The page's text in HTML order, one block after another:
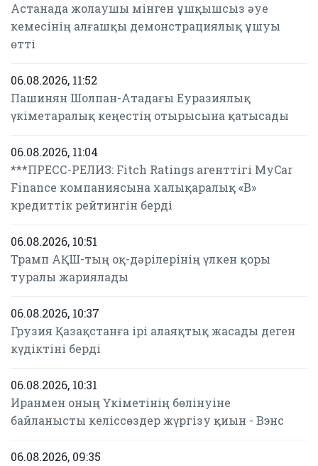
Астанада жолаушы мінген ұшқышсыз әуе
кемесінің алғашқы демонстрациялық ұшуы
өтті
06.08.2026, 11:52
Пашинян Шолпан-Атадағы Еуразиялық
үкіметаралық кеңестің отырысына қатысады
06.08.2026, 11:04
***ПРЕСС-РЕЛИЗ: Fitch Ratings агенттігі MyCar
Finance компаниясына халықаралық «B»
кредиттік рейтингін берді
06.08.2026, 10:51
Трамп АҚШ-тың оқ-дәрілерінің үлкен қоры
туралы жариялады
06.08.2026, 10:37
Грузия Қазақстанға ірі алаяқтық жасады деген
күдіктіні берді
06.08.2026, 10:31
Иранмен оның Үкіметінің бөлінуіне
байланысты келіссөздер жүргізу қиын - Вэнс
06.08.2026, 09:35